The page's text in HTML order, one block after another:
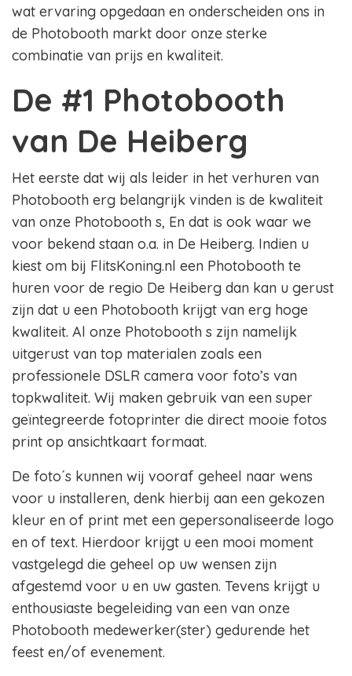
wat ervaring opgedaan en onderscheiden ons in
de Photobooth markt door onze sterke
combinatie van prijs en kwaliteit.
De #1 Photobooth
van De Heiberg
Het eerste dat wij als leider in het verhuren van
Photobooth erg belangrijk vinden is de kwaliteit
van onze Photobooth s, En dat is ook waar we
voor bekend staan o.a. in De Heiberg. Indien u
kiest om bij FlitsKoning.nl een Photobooth te
huren voor de regio De Heiberg dan kan u gerust
zijn dat u een Photobooth krijgt van erg hoge
kwaliteit. Al onze Photobooth s zijn namelijk
uitgerust van top materialen zoals een
professionele DSLR camera voor foto’s van
topkwaliteit. Wij maken gebruik van een super
geïntegreerde fotoprinter die direct mooie fotos
print op ansichtkaart formaat.
De foto´s kunnen wij vooraf geheel naar wens
voor u installeren, denk hierbij aan een gekozen
kleur en of print met een gepersonaliseerde logo
en of text. Hierdoor krijgt u een mooi moment
vastgelegd die geheel op uw wensen zijn
afgestemd voor u en uw gasten. Tevens krijgt u
enthousiaste begeleiding van een van onze
Photobooth medewerker(ster) gedurende het
feest en/of evenement.